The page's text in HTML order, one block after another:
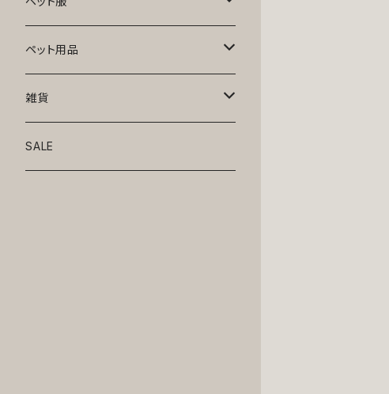
トップス
ニット
アロハ
ボトムス
ワンピース
ペット用品
ベッド
リード・首輪
雑貨
アート
SALE